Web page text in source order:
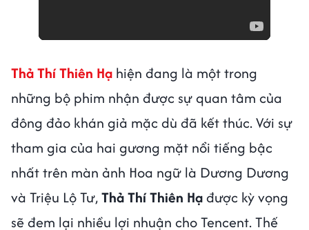
Thả Thí Thiên Hạ hiện đang là một trong
những bộ phim nhận được sự quan tâm của
đông đảo khán giả mặc dù đã kết thúc. Với sự
tham gia của hai gương mặt nổi tiếng bậc
nhất trên màn ảnh Hoa ngữ là Dương Dương
và Triệu Lộ Tư,Thả Thí Thiên Hạđược kỳ vọng
sẽ đem lại nhiều lợi nhuận cho Tencent. Thế